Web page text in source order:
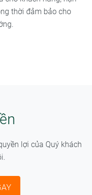
thời đảm bảo cho
lợi của Quý khách